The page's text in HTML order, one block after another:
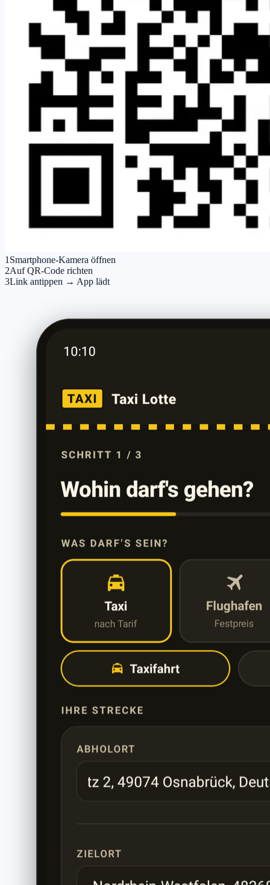
1 Smartphone-Kamera öffnen
2Auf QR-Code richten
3Link antippen → App lädt